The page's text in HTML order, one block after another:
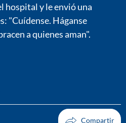
hospital y le envió una
"Cuídense. Háganse
a quienes aman".